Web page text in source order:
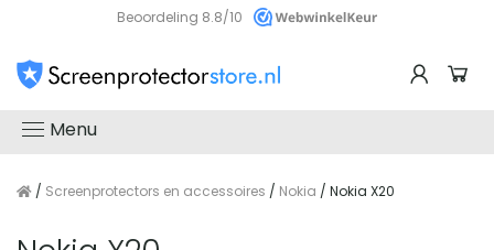
Beoordeling 8.8/10
Menu
/ Screenprotectors en accessoires / Nokia / Nokia X20